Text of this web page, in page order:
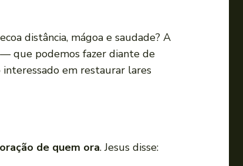
distância, mágoa e saudade? A
que podemos fazer diante de
em restaurar lares
de quem ora. Jesus disse: